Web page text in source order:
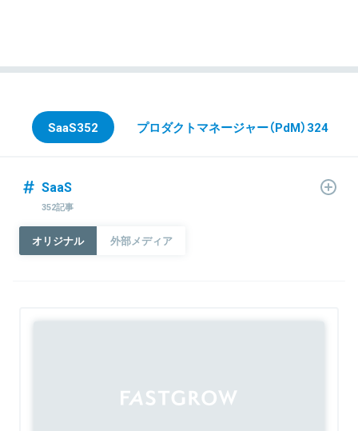
SaaS352 プロダクトマネージャー（PdM）324
SaaS
352記事
オリジナル 外部メディア